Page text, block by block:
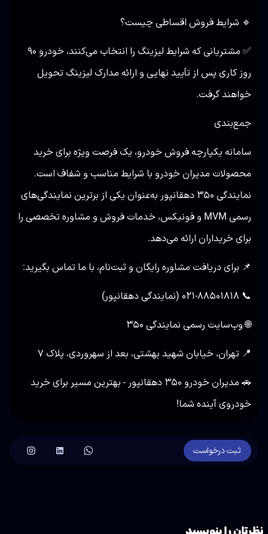
🔹 شرایط فروش اقساطی چیست؟
✅ مشتریانی که شرایط لیزینگ را انتخاب می‌کنند، خودرو ۹۰
روز کاری پس از تأیید نهایی و ارائه مدارک لیزینگ تحویل
خواهند گرفت.
جمع‌بندی
سامانه یکپارچه فروش خودرو، یک فرصت ویژه برای خرید
محصولات مدیران خودرو با شرایط مناسب و شفاف است.
نمایندگی ۳۵۰ دهقانپور به‌عنوان یکی از برترین نمایندگی‌های
رسمی MVM و فونیکس، خدمات فروش و مشاوره تخصصی را
برای خریداران ارائه می‌دهد.
📌 برای دریافت مشاوره رایگان و ثبت‌نام، با ما تماس بگیرید:
📞 ۰۲۱-۸۸۵۰۱۸۱۸ (نمایندگی دهقانپور)
🌐وب‌سایت رسمی نمایندگی ۳۵۰
📍 تهران، خیابان شهید بهشتی، بعد از سهروردی، پلاک ۷
🚗 مدیران خودرو ۳۵۰ دهقانپور - بهترین مسیر برای خرید
خودروی آینده شما!
ثبت درخواست
نظرتان را بنویسید